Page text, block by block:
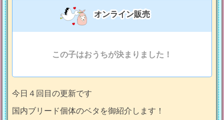
オンライン販売
この子はおうちが決まりました！
今日４回目の更新です
国内ブリード個体のベタを御紹介します！